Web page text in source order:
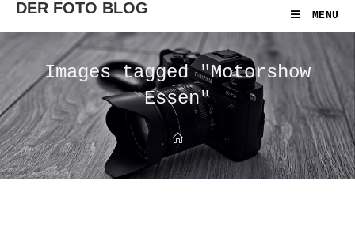
DER FOTO BLOG MENU
Images tagged "Motorshow
Essen"